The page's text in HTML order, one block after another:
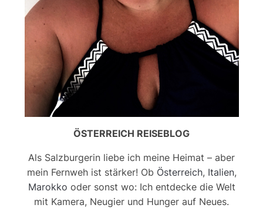
ÖSTERREICH REISEBLOG
Als Salzburgerin liebe ich meine Heimat – aber
mein Fernweh ist stärker! Ob Österreich, Italien,
Marokko oder sonst wo: Ich entdecke die Welt
mit Kamera, Neugier und Hunger auf Neues.